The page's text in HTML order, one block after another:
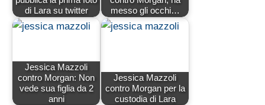
di Lara su twitter
messo gli occhi…
Jessica Mazzoli
contro Morgan: Non
vede sua figlia da 2
anni
Jessica Mazzoli
contro Morgan per la
custodia di Lara